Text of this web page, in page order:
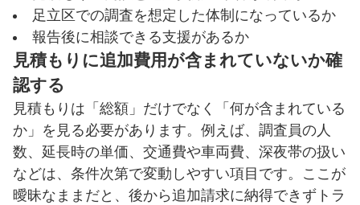
足立区での調査を想定した体制になっているか
報告後に相談できる支援があるか
見積もりに追加費用が含まれていないか確
認する
見積もりは「総額」だけでなく「何が含まれている
か」を見る必要があります。例えば、調査員の人
数、延長時の単価、交通費や車両費、深夜帯の扱い
などは、条件次第で変動しやすい項目です。ここが
曖昧なままだと、後から追加請求に納得できずトラ